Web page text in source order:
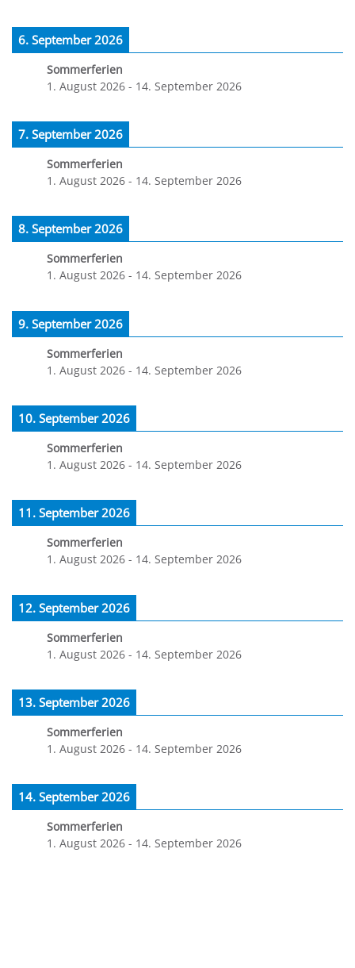
6. September 2026
Sommerferien
1. August 2026 - 14. September 2026
7. September 2026
Sommerferien
1. August 2026 - 14. September 2026
8. September 2026
Sommerferien
1. August 2026 - 14. September 2026
9. September 2026
Sommerferien
1. August 2026 - 14. September 2026
10. September 2026
Sommerferien
1. August 2026 - 14. September 2026
11. September 2026
Sommerferien
1. August 2026 - 14. September 2026
12. September 2026
Sommerferien
1. August 2026 - 14. September 2026
13. September 2026
Sommerferien
1. August 2026 - 14. September 2026
14. September 2026
Sommerferien
1. August 2026 - 14. September 2026